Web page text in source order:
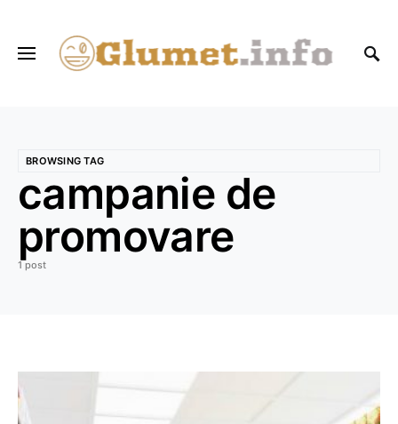
BROWSING TAG
campanie de
promovare
1 post